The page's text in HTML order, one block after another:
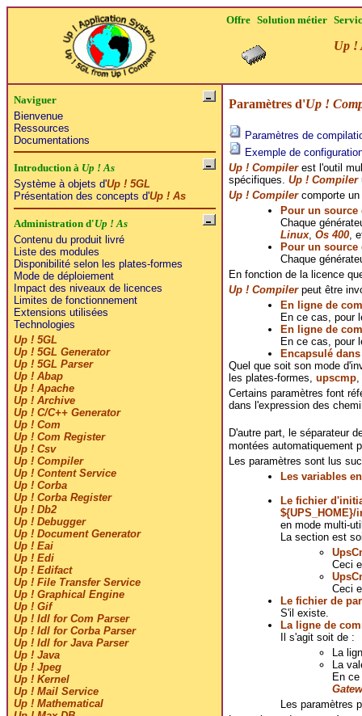
Offre Solution métier
Up !
Naviguer
Bienvenue
Ressources
Documentations
Introduction à Up ! As
Système à objets d'Up ! 5GL
Présentation des concepts d'Up ! As
Administration d'Up ! As
Contenu du produit livré
Liste des modules
Disponibilité selon les plates-formes
Mode de déploiement
Impact des niveaux de licences
Limites de fonctionnement
Extensions utilisées
Technologies
Up ! 5GL
Up ! 5GL Generator
Up ! 5GL Parser
Up ! Abap
Up ! Apache
Up ! Archive
Up ! C/C++ Generator
Up ! Com
Up ! Com Register
Up ! Csv
Up ! Compiler
Up ! Content Service
Up ! Corba
Up ! Corba Register
Up ! Db2
Up ! Debugger
Up ! Document Generator
Up ! Eai
Up ! Edi
Up ! Edifact
Up ! File Transfer Service
Up ! Graphical Engine
Up ! Gif
Up ! Idl for Com Parser
Up ! Idl for Corba Parser
Up ! Idl for Java Parser
Up ! Java
Up ! Jpeg
Up ! Kernel
Up ! Mail Service
Up ! Mathematical
Paramètres d'Up !
Paramètres de
Exemple de
Up ! Compilerest l'outil
spécifiques. Up ! Compiler
Up ! Compilercomporte un
Pour un
Chaque
Linux, Os 400,
Pour un
Chaque
En fonction de la licence
Up ! Compilerpeut être
En ligne de
En ce cas, pour
En ligne de
En ce cas, pour
Encapsulé
Quel que soit son mode
les plates-formes, upscmp,
Certains paramètres font
dans l'expression des
D'autre part, le séparateur
montées automatiquement
Les paramètres sont lus
Les variables
Le fichier
en mode multi-
La section est
Ceci
Ceci
Le fichier de
S'il existe.
La ligne de
Il s'agit soit de :
La
La
En
Les paramètres